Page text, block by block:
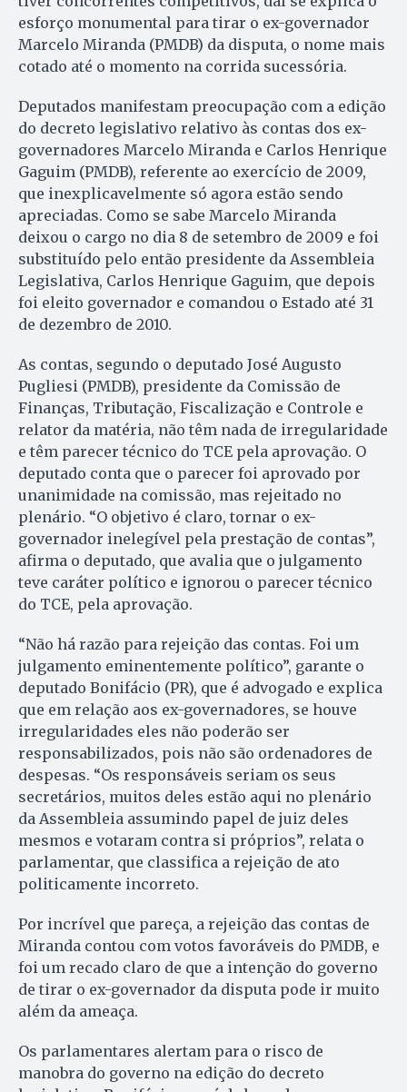
esforço monumental para tirar o ex-governador
Marcelo Miranda (PMDB) da disputa, o nome mais
cotado até o mo­mento na corrida sucessória.
Deputados manifestam preocupação com a edição
do decreto legislativo relativo às contas dos ex-
governadores Marcelo Miranda e Carlos Henrique
Gaguim (PMDB), referente ao exercício de 2009,
que inexplicavelmente só agora estão sendo
apreciadas. Como se sabe Marcelo Miranda
deixou o cargo no dia 8 de setembro de 2009 e foi
substituído pelo então presidente da As­sembleia
Legislativa, Carlos Hen­rique Gaguim, que depois
foi eleito governador e comandou o Estado até 31
de dezembro de 2010.
As contas, segundo o deputado José Augusto
Pugliesi (PMDB), presidente da Comissão de
Finan­ças, Tributação, Fisca­li­za­ção e Controle e
relator da matéria, não têm nada de irregularidade
e têm parecer técnico do TCE pela aprovação. O
deputado conta que o parecer foi aprovado por
unanimidade na comissão, mas rejeitado no
plenário. “O objetivo é claro, tornar o ex-
governador inelegível pela prestação de contas”,
afirma o deputado, que avalia que o julgamento
teve caráter político e ignorou o parecer técnico
do TCE, pela aprovação.
“Não há razão para rejeição das contas. Foi um
julgamento eminentemente político”, garante o
deputado Bonifácio (PR), que é advogado e explica
que em relação aos ex-governadores, se houve
irregularidades eles não poderão ser
responsabilizados, pois não são ordenadores de
despesas. “Os responsáveis seriam os seus
secretários, muitos deles estão aqui no plenário
da Assembleia assumindo papel de juiz deles
mesmos e votaram contra si próprios”, relata o
parlamentar, que classifica a rejeição de ato
politicamente incorreto.
Por incrível que pareça, a rejeição das contas de
Mi­ran­da contou com votos favoráveis do PMDB, e
foi um recado cla­ro de que a intenção do governo
de tirar o ex-governador da disputa pode ir muito
além da ameaça.
Os parlamentares alertam para o risco de
manobra do governo na edição do decreto